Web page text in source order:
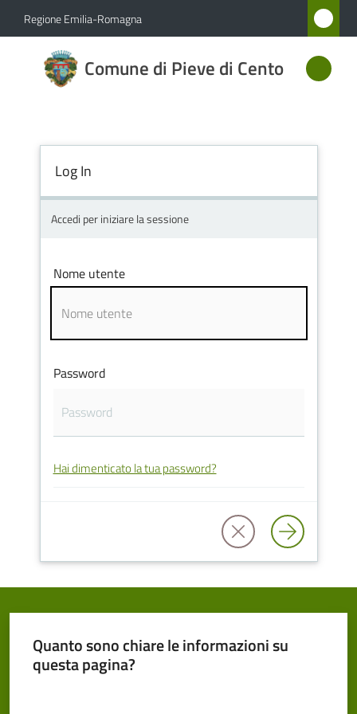
Vai al contenuto
Vai alla navigazione
Vai al footer
Regione Emilia-Romagna
Comune di Pieve di Cento
Comune
di Pieve
Amministrazione
Novità
Servizi
Cento
Amministrazione
argomenti...
Seguici
Log In
Accedi per iniziare la sessione
Nome utente
Password
Hai dimenticato la tua password?
Quanto sono chiare le informazioni su
questa pagina?